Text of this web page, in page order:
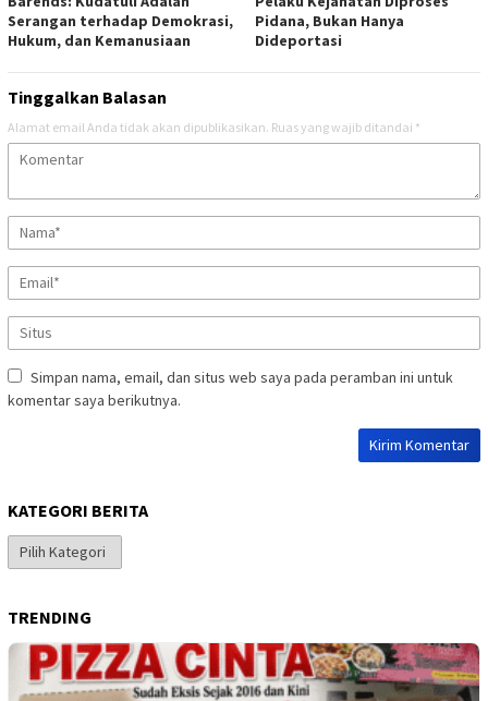
Serangan terhadap Demokrasi,
Hukum, dan Kemanusiaan
Pidana, Bukan Hanya
Dideportasi
Tinggalkan Balasan
Alamat email Anda tidak akan dipublikasikan. Ruas yang wajib ditandai *
Simpan nama, email, dan situs web saya pada peramban ini untuk
komentar saya berikutnya.
KATEGORI BERITA
Kategori
Berita
TRENDING